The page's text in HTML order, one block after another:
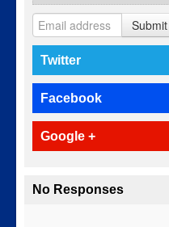
Submit
Twitter
Facebook
Google +
No Responses